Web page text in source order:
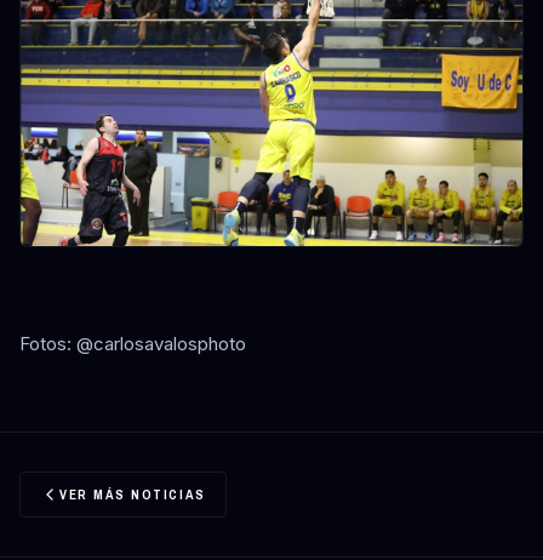
Fotos: @carlosavalosphoto
VER MÁS NOTICIAS